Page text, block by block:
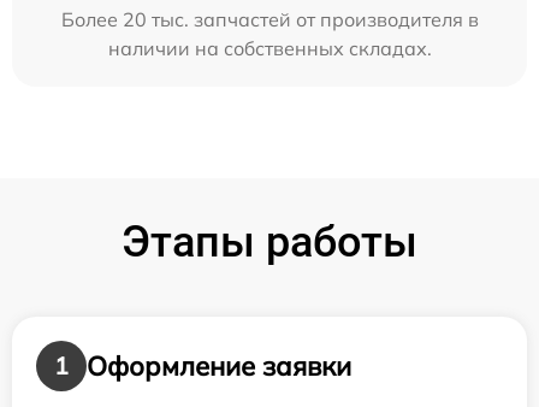
Более 20 тыс. запчастей от производителя в
наличии на собственных складах.
Этапы работы
1
Оформление заявки